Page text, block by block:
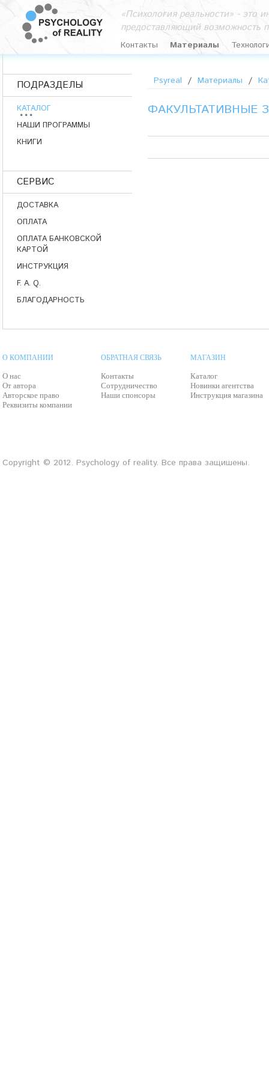
«Психология реальности» - это
предоставляющий возможность
Контакты Материалы
ПОДРАЗДЕЛЫ
КАТАЛОГ
НАШИ ПРОГРАММЫ
КНИГИ
СЕРВИС
ДОСТАВКА
ОПЛАТА
ОПЛАТА БАНКОВСКОЙ
КАРТОЙ
ИНСТРУКЦИЯ
F. A. Q.
БЛАГОДАРНОСТЬ
Psyreal / Материалы /
ФАКУЛЬТАТИВНЫЕ
О КОМПАНИИ
О нас
От автора
Авторское право
Реквизиты компании
ОБРАТНАЯ СВЯЗЬ
Контакты
Сотрудничество
Наши спонсоры
МАГАЗИН
Каталог
Новинки агентства
Инструкция магазина
Copyright © 2012. Psychology of reality. Все права защишены.